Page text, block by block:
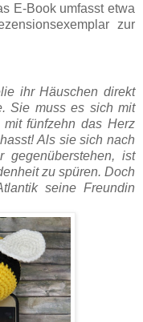
E-Book umfasst etwa
zur
ihr Häuschen direkt
Sie muss es sich mit
fünfzehn das Herz
Als sie sich nach
ist
zu spüren. Doch
seine Freundin